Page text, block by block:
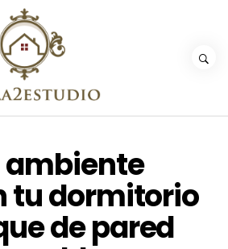
ambiente
tu dormitorio
de pared